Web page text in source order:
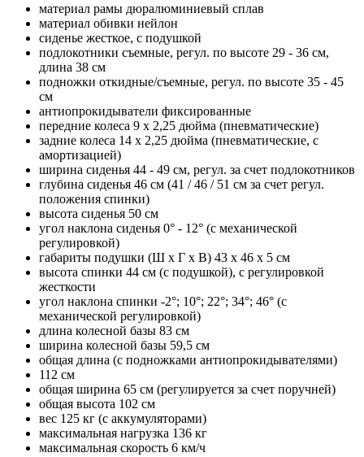
материал рамы дюралюминиевый сплав
материал обивки нейлон
сиденье жесткое, с подушкой
подлокотники съемные, регул. по высоте 29 - 36 см,
длина 38 см
подножки откидные/съемные, регул. по высоте 35 - 45
см
антиопрокидыватели фиксированные
передние колеса 9 x 2,25 дюйма (пневматические)
задние колеса 14 x 2,25 дюйма (пневматические, с
амортизацией)
ширина сиденья 44 - 49 см, регул. за счет подлокотников
глубина сиденья 46 см (41 / 46 / 51 см за счет регул.
положения спинки)
высота сиденья 50 см
угол наклона сиденья 0° - 12° (с механической
регулировкой)
габариты подушки (Ш х Г х В) 43 х 46 x 5 см
высота спинки 44 см (с подушкой), с регулировкой
жесткости
угол наклона спинки -2°; 10°; 22°; 34°; 46° (с
механической регулировкой)
длина колесной базы 83 см
ширина колесной базы 59,5 см
общая длина (с подножками антиопрокидывателями)
112 см
общая ширина 65 см (регулируется за счет поручней)
общая высота 102 см
вес 125 кг (с аккумуляторами)
максимальная нагрузка 136 кг
максимальная скорость 6 км/ч